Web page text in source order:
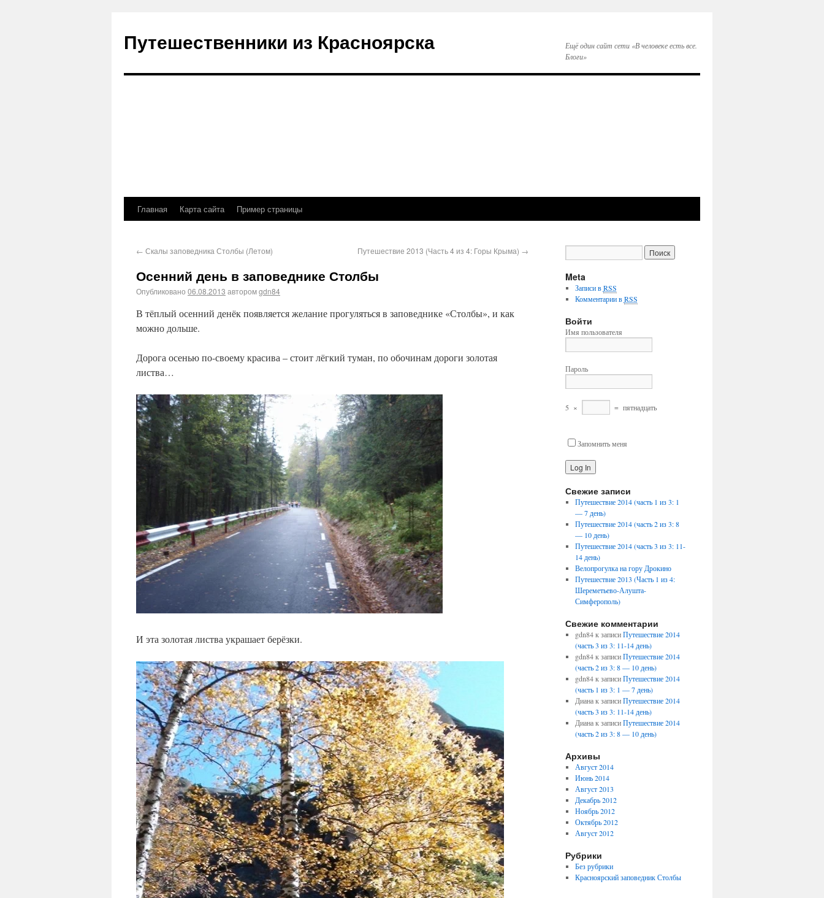
Путешественники из Красноярска
Ещё один сайт сети «В человеке есть все.
Блоги»
Главная Карта сайта Пример страницы
← Скалы заповедника Столбы (Летом) Путешествие 2013 (Часть 4 из 4: Горы Крыма) →
Осенний день в заповеднике Столбы
Опубликовано 06.08.2013 авторомgdn84
В тёплый осенний денёк появляется желание прогуляться в заповеднике «Столбы», и как
можно дольше.
Дорога осенью по-своему красива – стоит лёгкий туман, по обочинам дороги золотая
листва…
И эта золотая листва украшает берёзки.
Meta
Записи вRSS
Комментарии вRSS
Войти
Имя пользователя
Пароль
5 × = пятнадцать
Запомнить меня
Свежие записи
Путешествие 2014 (часть 1 из 3: 1
— 7 день)
Путешествие 2014 (часть 2 из 3: 8
— 10 день)
Путешествие 2014 (часть 3 из 3: 11-
14 день)
Велопрогулка на гору Дрокино
Путешествие 2013 (Часть 1 из 4:
Шереметьево-Алушта-
Симферополь)
Свежие комментарии
gdn84к записиПутешествие 2014
(часть 3 из 3: 11-14 день)
gdn84к записиПутешествие 2014
(часть 2 из 3: 8 — 10 день)
gdn84к записиПутешествие 2014
(часть 1 из 3: 1 — 7 день)
Дианак записиПутешествие 2014
(часть 3 из 3: 11-14 день)
Дианак записиПутешествие 2014
(часть 2 из 3: 8 — 10 день)
Архивы
Август 2014
Июнь 2014
Август 2013
Декабрь 2012
Ноябрь 2012
Октябрь 2012
Август 2012
Рубрики
Без рубрики
Красноярский заповедник Столбы